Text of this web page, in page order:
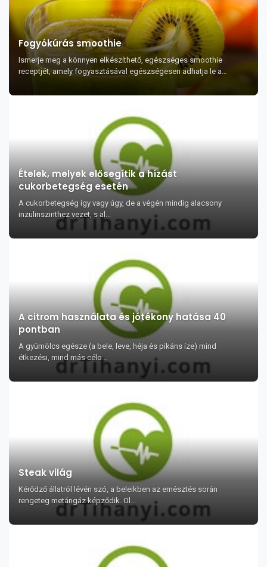
Fogyókúrás smoothie
Ismerje meg a könnyen elkészíthető, egészséges smoothie
receptjét, amely fogyasztásával egészségesen adhatja le a
Ételek, melyek elősegítik a hízást
cukorbetegség esetén
A cukorbetegség így vagy úgy, de a végén mindig alacsony
inzulinszinthez vezet, s al...
A citrom használata és jótékony hatása 40
pontban
A gyümölcs egésze (a bele, leve, héja és pikáns íze) mind
étkezési, mind más célo...
Steak világ
Kérődző állatról lévén szó, a beleikben az emésztés során
rengeteg metángáz képződik. Ol...